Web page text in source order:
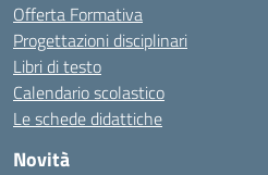
Offerta Formativa
Progettazioni disciplinari
Libri di testo
Calendario scolastico
Le schede didattiche
Novità